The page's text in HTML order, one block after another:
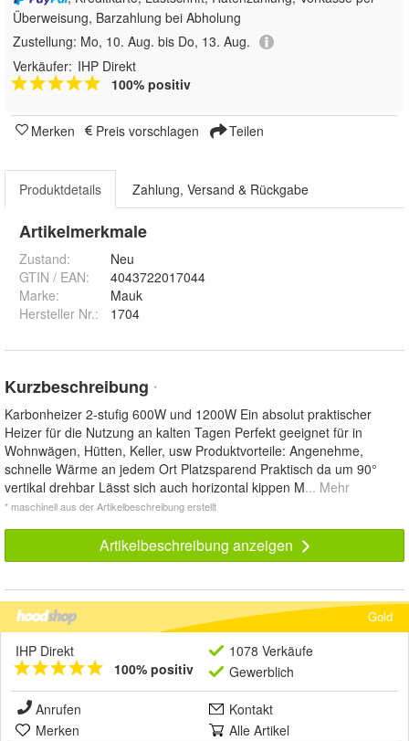
Überweisung, Barzahlung bei Abholung
Zustellung: Mo, 10. Aug. bis Do, 13. Aug.
Verkäufer: IHP Direkt
100% positiv
Merken Preis vorschlagen Teilen
Produktdetails Zahlung, Versand & Rückgabe
Artikelmerkmale
Zustand:
Neu
GTIN / EAN:
4043722017044
Marke:
Mauk
Hersteller Nr.:
1704
Kurzbeschreibung *
Karbonheizer 2-stufig 600W und 1200W Ein absolut praktischer
Heizer für die Nutzung an kalten Tagen Perfekt geeignet für in
Wohnwägen, Hütten, Keller, usw Produktvorteile: Angenehme,
schnelle Wärme an jedem Ort Platzsparend Praktisch da um 90°
vertikal drehbar Lässt sich auch horizontal kippen M... Mehr
* maschinell aus der Artikelbeschreibung erstellt
Artikelbeschreibung anzeigen
Gold
IHP Direkt
100% positiv
1078 Verkäufe
Gewerblich
Anrufen
Kontakt
Merken
Alle Artikel